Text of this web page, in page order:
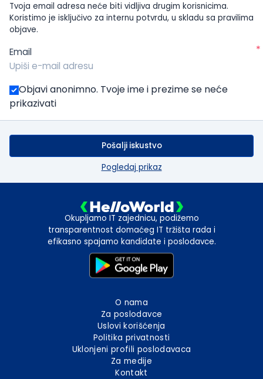
Tvoja email adresa neće biti vidljiva drugim korisnicima.
Koristimo je isključivo za internu potvrdu, u skladu sa pravilima
objave.
Email *
Objavi anonimno. Tvoje ime i prezime se neće
prikazivati
Pošalji iskustvo
Pogledaj prikaz
Okupljamo IT zajednicu, podižemo
transparentnost domaćeg IT tržišta rada i
efikasno spajamo kandidate i poslodavce.
O nama
Za poslodavce
Uslovi korišćenja
Politika privatnosti
Uklonjeni profili poslodavaca
Za medije
Kontakt